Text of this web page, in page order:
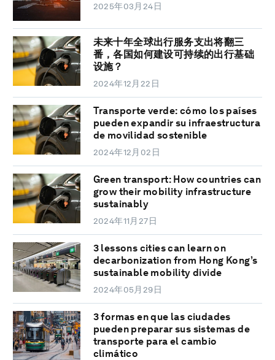
2025年03月24日
未来十年全球出行服务支出将翻三
番，各国如何建设可持续的出行基础
设施？
2024年12月22日
Transporte verde: cómo los países
pueden expandir su infraestructura
de movilidad sostenible
2024年12月02日
Green transport: How countries can
grow their mobility infrastructure
sustainably
2024年11月27日
3 lessons cities can learn on
decarbonization from Hong Kong’s
sustainable mobility divide
2024年05月29日
3 formas en que las ciudades
pueden preparar sus sistemas de
transporte para el cambio
climático